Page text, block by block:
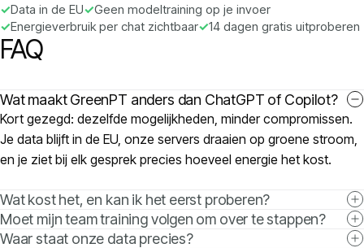
Data in de EU
Geen modeltraining op je invoer
Energieverbruik per chat zichtbaar
14 dagen gratis uitproberen
FAQ
Wat maakt GreenPT anders dan ChatGPT of Copilot?
Kort gezegd: dezelfde mogelijkheden, minder compromissen.
Je data blijft in de EU, onze servers draaien op groene stroom,
en je ziet bij elk gesprek precies hoeveel energie het kost.
Wat kost het, en kan ik het eerst proberen?
Moet mijn team training volgen om over te stappen?
Waar staat onze data precies?